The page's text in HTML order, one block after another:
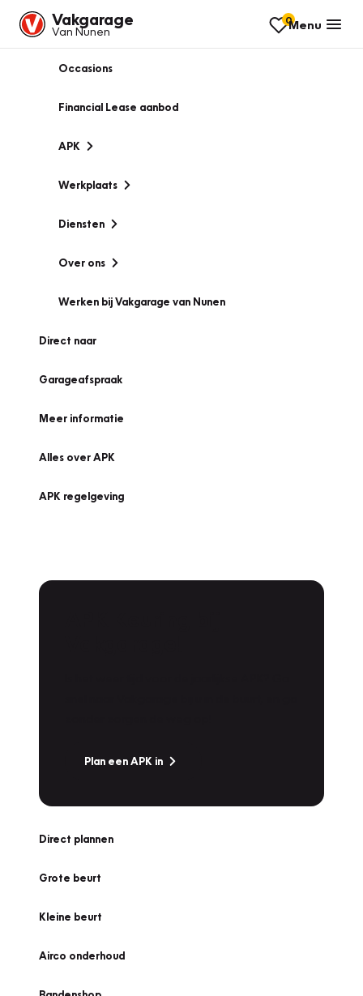
Vakgarage
Van Nunen
0Menu
Occasions
Financial Lease aanbod
APK
Werkplaats
Diensten
Over ons
Werken bij Vakgarage van Nunen
Direct naar
Garageafspraak
Meer informatie
Alles over APK
APK regelgeving
Plan een APK in
Direct plannen
Grote beurt
Kleine beurt
Airco onderhoud